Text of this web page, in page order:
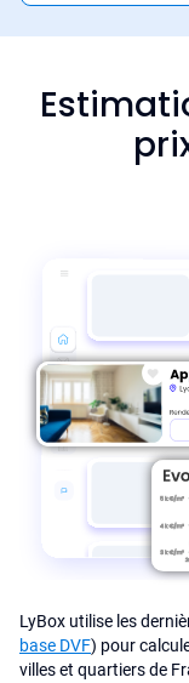
LyBox utilise les
base DVF) pour
villes et quartiers de